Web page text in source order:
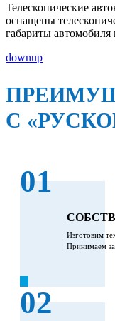
Телескопические
оснащены
габариты
downup
С
01
Изготовим
Принимаем
02